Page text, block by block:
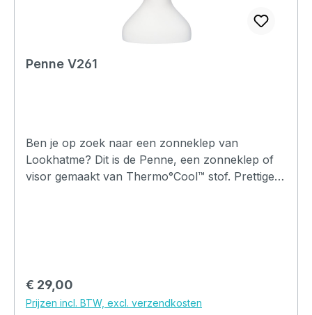
Penne V261
Ben je op zoek naar een zonneklep van
Lookhatme? Dit is de Penne, een zonneklep of
visor gemaakt van Thermo°Cool™ stof. Prettige
Normale prijs:
€ 29,00
Prijzen incl. BTW, excl. verzendkosten